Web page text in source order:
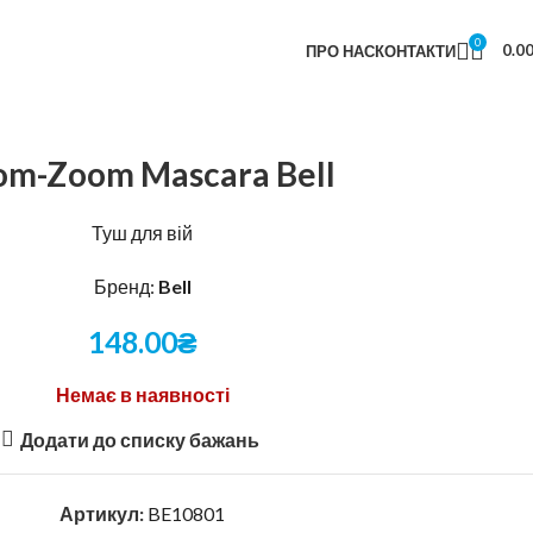
ПРО НАСКОНТАКТИ 0 0.00
Zoom Mascara Bell
Туш для вій
Бренд: Bell
148.00₴
Немає в наявності
Додати до списку бажань
Артикул: BE10801